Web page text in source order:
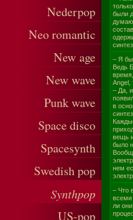
Nederpop
Neo romantic
New age
New wave
Punk wave
Space disco
Spacesynth
Swedish pop
Synthpop
US-pop
были
– Я бы
Ведь
Angel,
– Да,
в
вещь
было
нем
– Что
всеми
ли